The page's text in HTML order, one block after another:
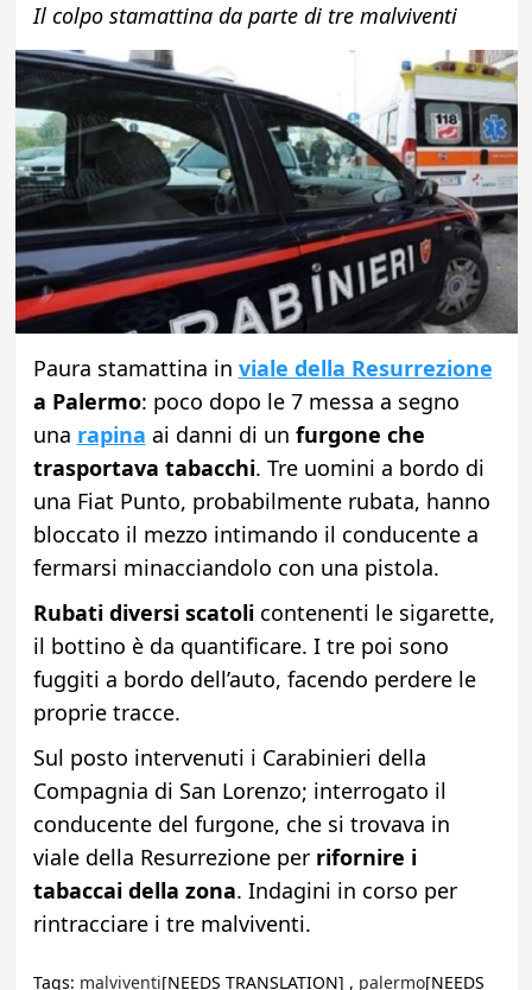
Il colpo stamattina da parte di tre malviventi
Paura stamattina in viale della Resurrezione
a Palermo: poco dopo le 7 messa a segno
una rapina ai danni di un furgone che
trasportava tabacchi. Tre uomini a bordo di
una Fiat Punto, probabilmente rubata, hanno
bloccato il mezzo intimando il conducente a
fermarsi minacciandolo con una pistola.
Rubati diversi scatoli contenenti le sigarette,
il bottino è da quantificare. I tre poi sono
fuggiti a bordo dell’auto, facendo perdere le
proprie tracce.
Sul posto intervenuti i Carabinieri della
Compagnia di San Lorenzo; interrogato il
conducente del furgone, che si trovava in
viale della Resurrezione per rifornire i
tabaccai della zona. Indagini in corso per
rintracciare i tre malviventi.
Tags: malviventi[NEEDS TRANSLATION] , palermo[NEEDS